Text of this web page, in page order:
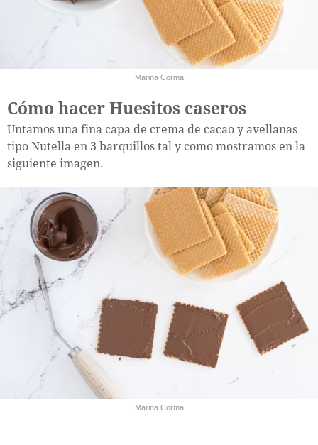
Marina Corma
Cómo hacer Huesitos caseros
Untamos una fina capa de crema de cacao y avellanas
tipo Nutella en 3 barquillos tal y como mostramos en la
siguiente imagen.
Marina Corma